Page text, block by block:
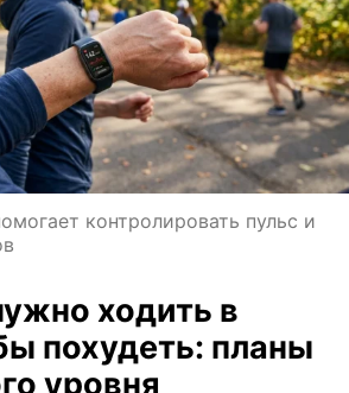
контролировать пульс и
ходить в
похудеть: планы
уровня